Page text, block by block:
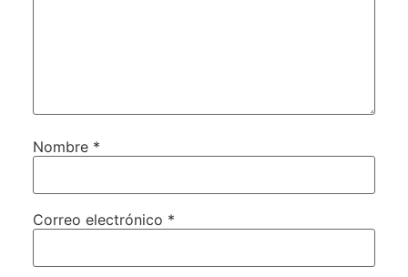
Nombre *
Correo electrónico *